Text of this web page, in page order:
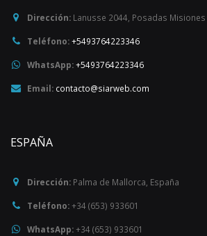
Dirección: Lanusse 2044, Posadas Misiones
Teléfono:+5493764223346
WhatsApp:+5493764223346
Email: contacto@siarweb.com
ESPAÑA
Dirección: Palma de Mallorca, España
Teléfono:+34 (653) 933601
WhatsApp:+34 (653) 933601